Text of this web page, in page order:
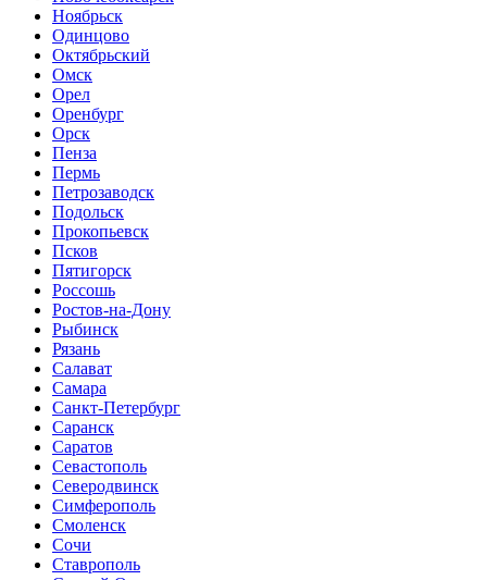
Ноябрьск
Одинцово
Октябрьский
Омск
Орел
Оренбург
Орск
Пенза
Пермь
Петрозаводск
Подольск
Прокопьевск
Псков
Пятигорск
Россошь
Ростов-на-Дону
Рыбинск
Рязань
Салават
Самара
Санкт-Петербург
Саранск
Саратов
Севастополь
Северодвинск
Симферополь
Смоленск
Сочи
Ставрополь